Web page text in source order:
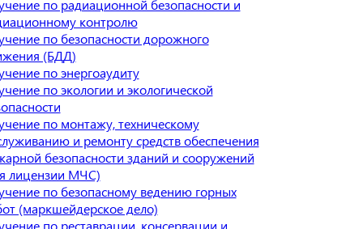
по радиационной безопасности и
контролю
по безопасности дорожного
(БДД)
по энергоаудиту
по экологии и экологической
по монтажу, техническому
и ремонту средств обеспечения
безопасности зданий и сооружений
лицензии МЧС)
по безопасному ведению горных
(маркшейдерское дело)
по реставрации, консервации и